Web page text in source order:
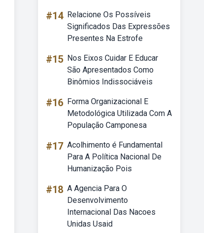
#14 Relacione Os Possíveis
Significados Das Expressões
Presentes Na Estrofe
#15 Nos Eixos Cuidar E Educar
São Apresentados Como
Binômios Indissociáveis
#16 Forma Organizacional E
Metodológica Utilizada Com A
População Camponesa
#17 Acolhimento é Fundamental
Para A Política Nacional De
Humanização Pois
#18 A Agencia Para O
Desenvolvimento
Internacional Das Nacoes
Unidas Usaid